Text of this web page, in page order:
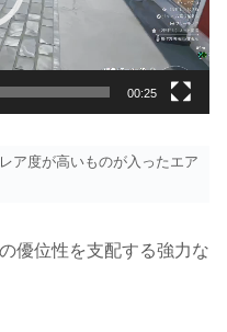
00:25
ア度が高いものが入ったエア
優位性を支配する強力な